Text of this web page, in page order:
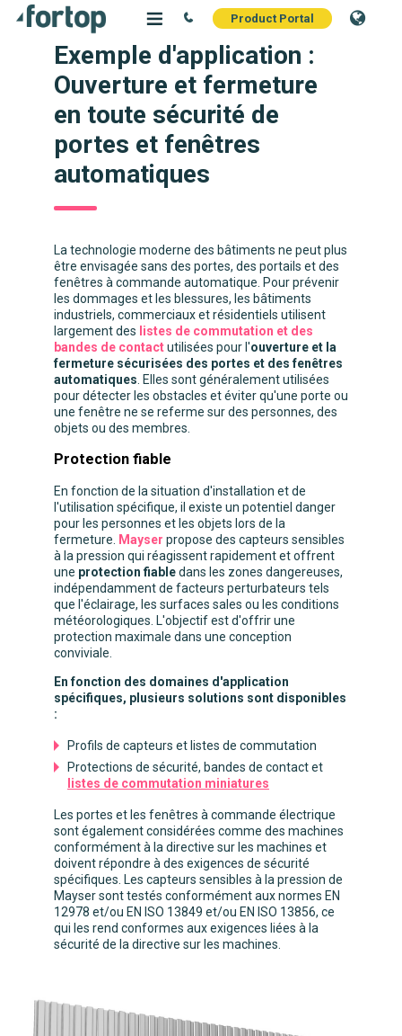
Product Portal
Exemple d'application :
Ouverture et fermeture
en toute sécurité de
portes et fenêtres
automatiques
La technologie moderne des bâtiments ne peut plus
être envisagée sans des portes, des portails et des
fenêtres à commande automatique. Pour prévenir
les dommages et les blessures, les bâtiments
industriels, commerciaux et résidentiels utilisent
largement des listes de commutation et des
bandes de contactutilisées pour l'ouverture et la
fermeture sécurisées des portes et des fenêtres
automatiques . Elles sont généralement utilisées
pour détecter les obstacles et éviter qu'une porte ou
une fenêtre ne se referme sur des personnes, des
objets ou des membres.
Protection fiable
En fonction de la situation d'installation et de
l'utilisation spécifique, il existe un potentiel danger
pour les personnes et les objets lors de la
fermeture. Mayser propose des capteurs sensibles
à la pression qui réagissent rapidement et offrent
une protection fiabledans les zones dangereuses,
indépendamment de facteurs perturbateurs tels
que l'éclairage, les surfaces sales ou les conditions
météorologiques. L'objectif est d'offrir une
protection maximale dans une conception
conviviale.
En fonction des domaines d'application
spécifiques, plusieurs solutions sont disponibles
:
Profils de capteurs et listes de commutation
Protections de sécurité, bandes de contact et
listes de commutation miniatures
Les portes et les fenêtres à commande électrique
sont également considérées comme des machines
conformément à la directive sur les machines et
doivent répondre à des exigences de sécurité
spécifiques. Les capteurs sensibles à la pression de
Mayser sont testés conformément aux normes EN
12978 et/ou EN ISO 13849 et/ou EN ISO 13856, ce
qui les rend conformes aux exigences liées à la
sécurité de la directive sur les machines.